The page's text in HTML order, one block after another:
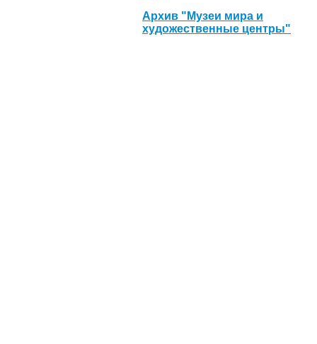
Архив "Музеи мира и
художественные центры"